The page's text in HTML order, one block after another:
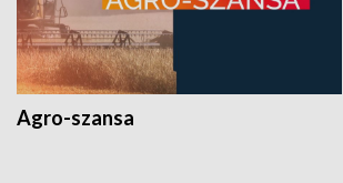
Agro-szansa